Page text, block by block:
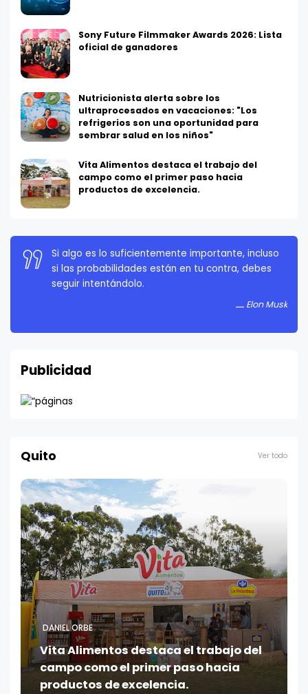
Sony Future Filmmaker Awards 2026: Lista
oficial de ganadores
Nutricionista alerta sobre los
ultraprocesados en vacaciones: "Los
refrigerios son una oportunidad para
sembrar salud en los niños"
Vita Alimentos destaca el trabajo del
campo como el primer paso hacia
productos de excelencia.
Si algo es lo suficientemente importante, incluso
si las probabilidades están en tu contra, debes
seguir intentándolo.
Elon Musk
La persistencia es muy importante. No debes
rendirte a menos que estés obligado a rendirte.
Publicidad
Quito Ver todo
DANIEL ORBE
Vita Alimentos destaca el trabajo del
campo como el primer paso hacia
productos de excelencia.